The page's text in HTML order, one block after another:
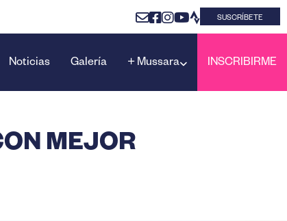
SUSCRÍBETE
Noticias Galería + Mussara INSCRIBIRME
MEJOR